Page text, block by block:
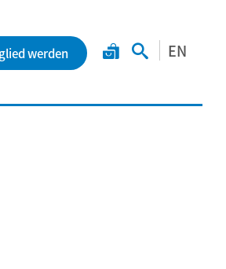
werden EN